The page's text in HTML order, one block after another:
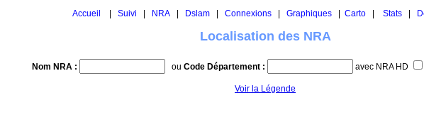
Accueil Suivi NRA Dslam Connexions Graphiques Carto Stats
Localisation des NRA
Nom NRA : ou Code Département : avec NRA HD
Voir la Légende